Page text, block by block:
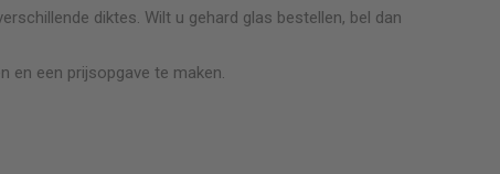
diktes. Wilt u gehard glas bestellen, bel dan
en een prijsopgave te maken.